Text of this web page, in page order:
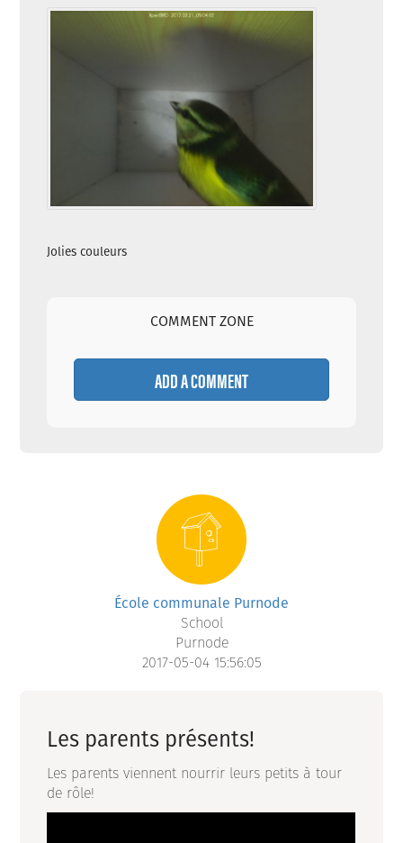
Jolies couleurs
COMMENT ZONE
ADD A COMMENT
École communale Purnode
School
Purnode
2017-05-04 15:56:05
Les parents présents!
Les parents viennent nourrir leurs petits à tour
de rôle!